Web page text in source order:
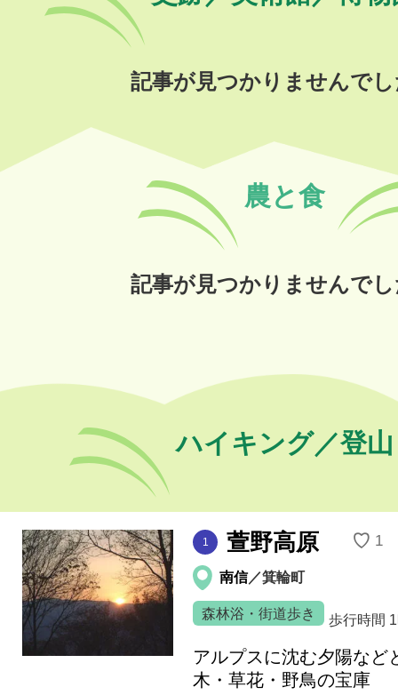
記事が見つかりませんで
農と食
記事が見つかりませんで
ハイキング／登山
1 萱野高原 ♡ 1
南信／箕輪町
森林浴・街道歩き 歩行時間
アルプスに沈む夕陽など
木・草花・野鳥の宝庫